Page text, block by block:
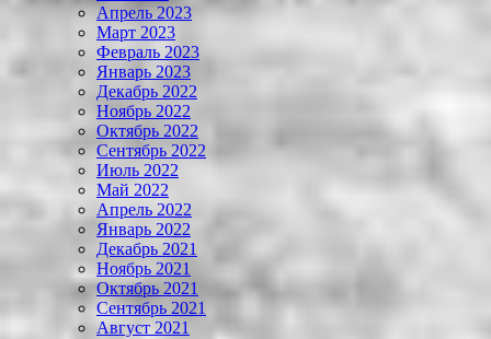
Апрель 2023
Март 2023
Февраль 2023
Январь 2023
Декабрь 2022
Ноябрь 2022
Октябрь 2022
Сентябрь 2022
Июль 2022
Май 2022
Апрель 2022
Январь 2022
Декабрь 2021
Ноябрь 2021
Октябрь 2021
Сентябрь 2021
Август 2021